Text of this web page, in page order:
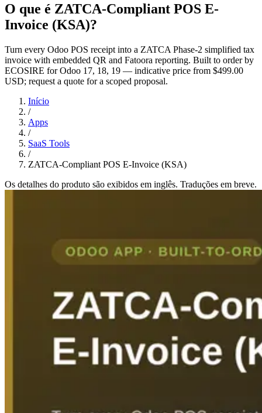
O que é ZATCA-Compliant POS E-
Invoice (KSA)?
Turn every Odoo POS receipt into a ZATCA Phase-2 simplified tax
invoice with embedded QR and Fatoora reporting. Built to order by
ECOSIRE for Odoo 17, 18, 19 — indicative price from $499.00
USD; request a quote for a scoped proposal.
Início
/
Apps
/
SaaS Tools
/
ZATCA-Compliant POS E-Invoice (KSA)
Os detalhes do produto são exibidos em inglês. Traduções em breve.